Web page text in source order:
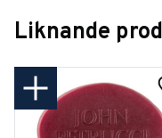
Liknande